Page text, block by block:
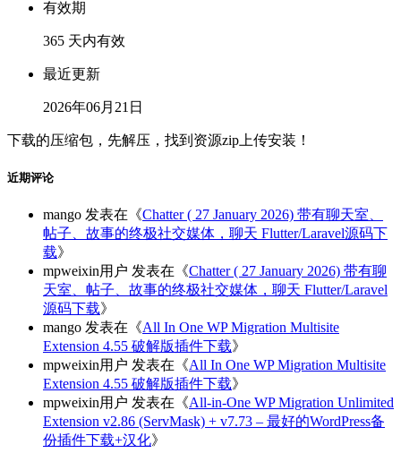
有效期
365 天内有效
最近更新
2026年06月21日
下载的压缩包，先解压，找到资源zip上传安装！
近期评论
mango 发表在《Chatter ( 27 January 2026) 带有聊天室、
帖子、故事的终极社交媒体，聊天 Flutter/Laravel源码下
载》
mpweixin用户 发表在《Chatter ( 27 January 2026) 带有聊
天室、帖子、故事的终极社交媒体，聊天 Flutter/Laravel
源码下载》
mango 发表在《All In One WP Migration Multisite
Extension 4.55 破解版插件下载》
mpweixin用户 发表在《All In One WP Migration Multisite
Extension 4.55 破解版插件下载》
mpweixin用户 发表在《All-in-One WP Migration Unlimited
Extension v2.86 (ServMask) + v7.73 – 最好的WordPress备
份插件下载+汉化》